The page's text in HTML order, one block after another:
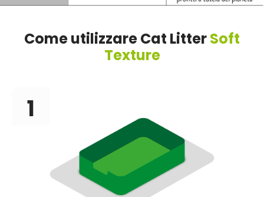
Come utilizzare Cat LitterSoft
Texture
1